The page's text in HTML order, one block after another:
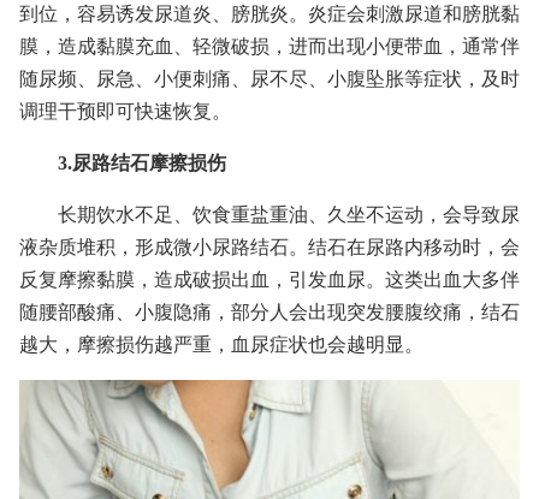
到位，容易诱发尿道炎、膀胱炎。炎症会刺激尿道和膀胱黏
膜，造成黏膜充血、轻微破损，进而出现小便带血，通常伴
随尿频、尿急、小便刺痛、尿不尽、小腹坠胀等症状，及时
调理干预即可快速恢复。
3.尿路结石摩擦损伤
长期饮水不足、饮食重盐重油、久坐不运动，会导致尿
液杂质堆积，形成微小尿路结石。结石在尿路内移动时，会
反复摩擦黏膜，造成破损出血，引发血尿。这类出血大多伴
随腰部酸痛、小腹隐痛，部分人会出现突发腰腹绞痛，结石
越大，摩擦损伤越严重，血尿症状也会越明显。